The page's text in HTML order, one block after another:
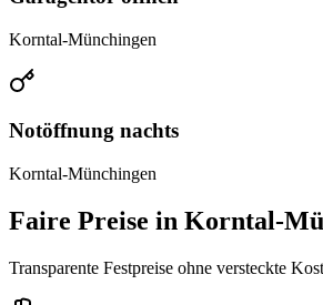
Korntal-Münchingen
Notöffnung nachts
Korntal-Münchingen
Faire Preise in Korntal-
Transparente Festpreise ohne versteckte